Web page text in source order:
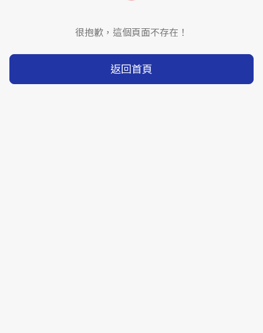
很抱歉，這個頁面不存在！
返回首頁